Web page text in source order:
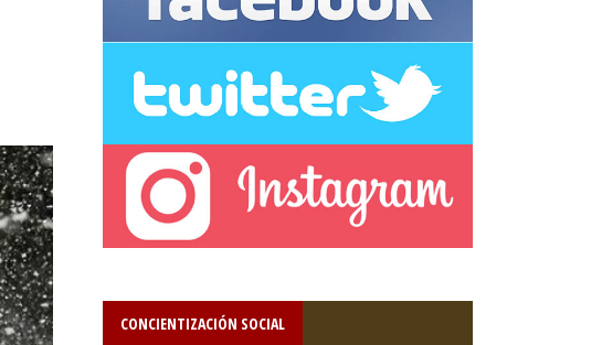
CONCIENTIZACIÓN SOCIAL